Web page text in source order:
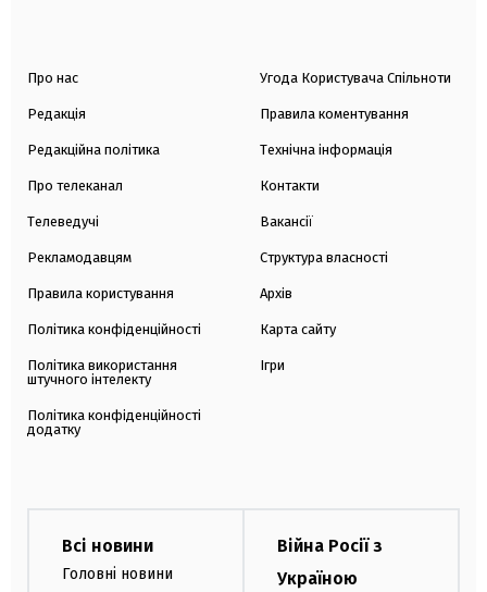
Про нас
Редакція
Редакційна політика
Про телеканал
Телеведучі
Рекламодавцям
Правила користування
Політика конфіденційності
Політика використання
штучного інтелекту
Політика конфіденційності
додатку
Угода Користувача Спільноти
Правила коментування
Технічна інформація
Контакти
Вакансії
Структура власності
Архів
Карта сайту
Ігри
Всі новини
Головні новини
Війна Росії з
Україною